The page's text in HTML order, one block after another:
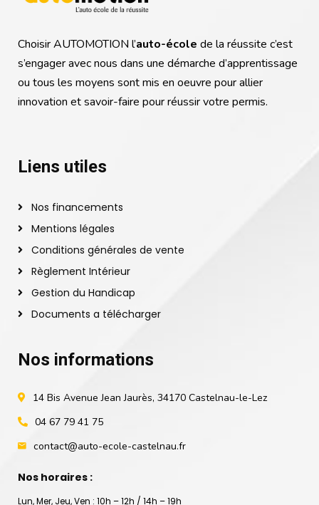
Choisir AUTOMOTION l’auto-école de la réussite c’est
s’engager avec nous dans une démarche d’apprentissage
ou tous les moyens sont mis en oeuvre pour allier
innovation et savoir-faire pour réussir votre permis.
Liens utiles
Nos financements
Mentions légales
Conditions générales de vente
Règlement Intérieur
Gestion du Handicap
Documents a télécharger
Nos informations
14 Bis Avenue Jean Jaurès, 34170 Castelnau-le-Lez
04 67 79 41 75
contact@auto-ecole-castelnau.fr
Nos horaires :
Lun, Mer, Jeu, Ven : 10h – 12h / 14h – 19h